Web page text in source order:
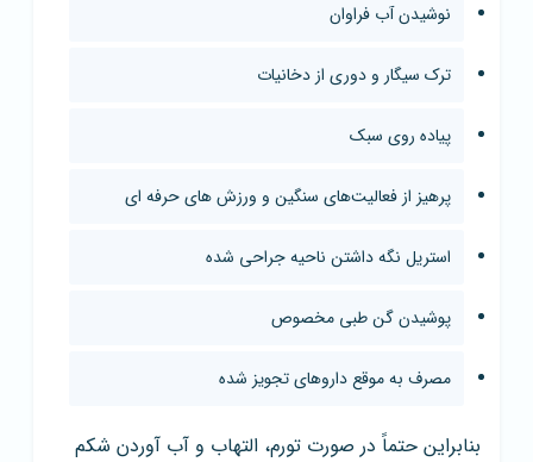
نوشیدن آب فراوان
ترک سیگار و دوری از دخانیات
پیاده روی سبک
پرهیز از فعالیت‌های سنگین و ورزش های حرفه ای
استریل نگه داشتن ناحیه جراحی شده
پوشیدن گن طبی مخصوص
مصرف به موقع داروهای تجویز شده
بنابراین حتماً در صورت تورم، التهاب و آب آوردن شکم